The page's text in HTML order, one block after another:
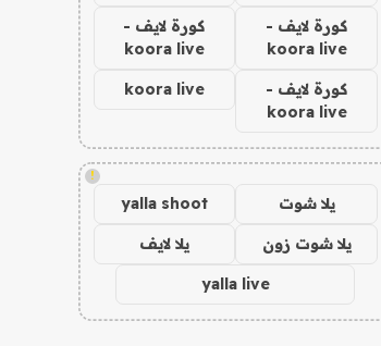
كورة لايف -
koora live
كورة لايف -
koora live
كورة لايف -
koora live
koora live
!
يلا شوت yalla shoot
يلا شوت زون يلا لايف
yalla live